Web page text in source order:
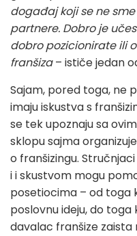
događaj koji se ne
partnere. Dobro je
dobro pozicionirate ili
franšiza– ističe jedan
Sajam, pored toga, ne
imaju iskustva s
se tek upoznaju sa
sklopu sajma
o franšizingu.
i i skustvom mogu
posetiocima – od toga
poslovnu ideju, do
davalac franšize zaista